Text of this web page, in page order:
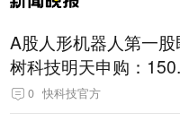
A股人形机器人第一
树科技明天申购：
0 快科技官方